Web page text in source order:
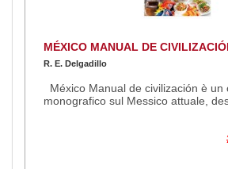
MÉXICO MANUAL DE
R. E. Delgadillo
México Manual de civilización è un
monografico sul Messico attuale,